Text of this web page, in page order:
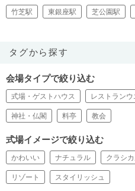
竹芝駅 東銀座駅 芝公園駅
タグから探す
会場タイプで絞り込む
式場・ゲストハウス レストラン
神社・仏閣 料亭 教会
式場イメージで絞り込む
かわいい ナチュラル クラシ
リゾート スタイリッシュ